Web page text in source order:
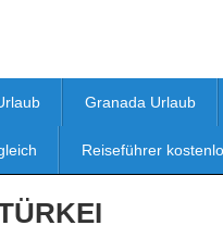
Granada Urlaub
Reiseführer